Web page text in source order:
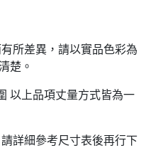
所差異，請以實品色彩為
楚。
以上品項丈量方式皆為一
詳細參考尺寸表後再行下